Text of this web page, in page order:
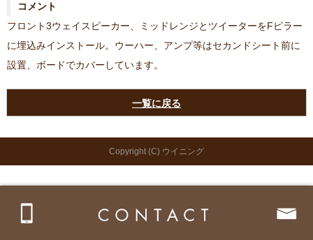
コメント
フロント3ウェイスピーカー、ミッドレンジとツイーターをFピラー
に埋込みインストール。ウーハー、アンプ等はセカンドシート前に
設置、ボードでカバーしています。
一覧に戻る
Copyright (C) ウイニング